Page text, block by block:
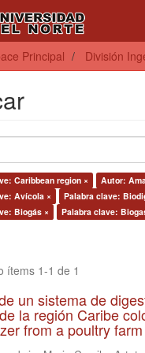
Principal División
Caribbean region × Autor:
Avícola ×
Palabra clave:
Biogás ×
Palabra clave:
ítems 1-1 de 1
un sistema de
la región Caribe
from a poultry